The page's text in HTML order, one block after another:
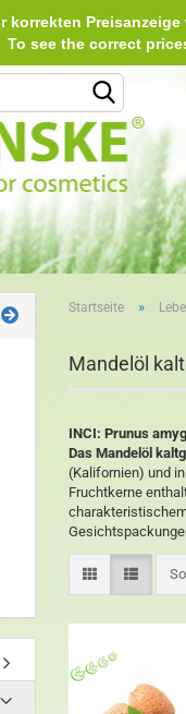
korrekten
To see the correct
Startseite »
Mandelöl
INCI: Prunus
Das Mandelöl
(Kalifornien) und
Fruchtkerne